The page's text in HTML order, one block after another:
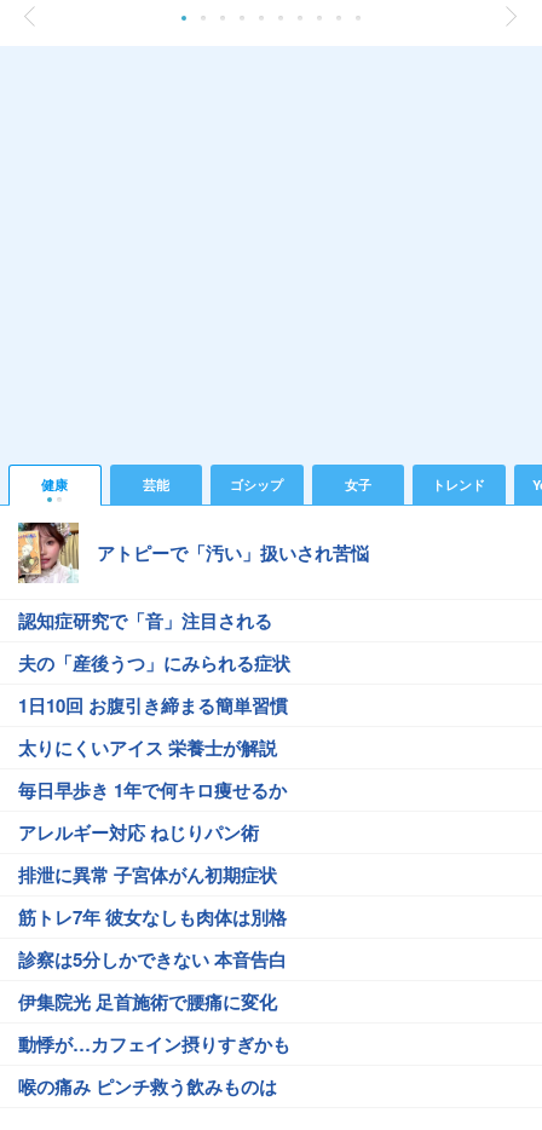
健康 芸能 ゴシップ 女子 トレンド
アトピーで「汚い」扱いされ苦悩
認知症研究で「音」注目される
夫の「産後うつ」にみられる症状
1日10回 お腹引き締まる簡単習慣
太りにくいアイス 栄養士が解説
毎日早歩き 1年で何キロ痩せるか
アレルギー対応 ねじりパン術
排泄に異常 子宮体がん初期症状
筋トレ7年 彼女なしも肉体は別格
診察は5分しかできない 本音告白
伊集院光 足首施術で腰痛に変化
動悸が…カフェイン摂りすぎかも
喉の痛み ピンチ救う飲みものは